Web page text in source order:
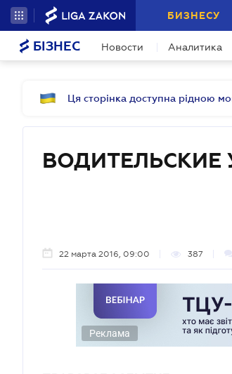
БИЗНЕСУ
БІЗНЕС Новости Аналитика
Ця сторінка доступна рідною
ВОДИТЕЛЬСКИЕ
22 марта 2016, 09:00 387
Реклама